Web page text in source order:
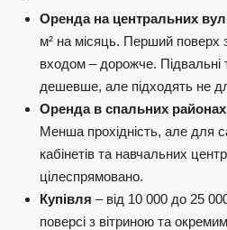
Оренда на центральних
м² на місяць. Перший поверх
входом – дорожче. Підвальні
дешевше, але підходять не
Оренда в спальних районах
Менша прохідність, але для
кабінетів та навчальних
цілеспрямовано.
Купівля – від 10 000 до 25
поверсі з вітриною та